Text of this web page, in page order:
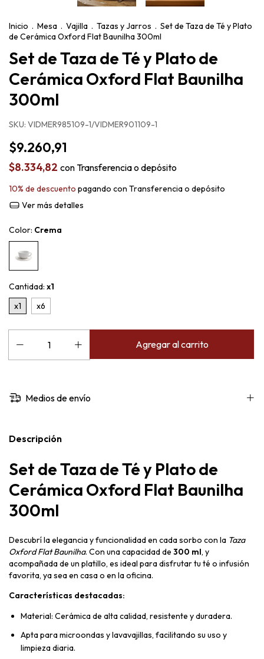
Inicio . Mesa . Vajilla . Tazas y Jarros . Set de Taza de Té y Plato
de Cerámica Oxford Flat Baunilha 300ml
Set de Taza de Té y Plato de
Cerámica Oxford Flat Baunilha
300ml
SKU: VIDMER985109-1/VIDMER901109-1
$9.260,91
$8.334,82 conTransferencia o depósito
10% de descuento pagando con Transferencia o depósito
Ver más detalles
Color: Crema
Cantidad: x1
x1
x6
Medios de envío
Descripción
Set de Taza de Té y Plato de
Cerámica Oxford Flat Baunilha
300ml
Descubrí la elegancia y funcionalidad en cada sorbo con la Taza
Oxford Flat Baunilha. Con una capacidad de 300 ml, y
acompañada de un platillo, es ideal para disfrutar tu té o infusión
favorita, ya sea en casa o en la oficina.
Características destacadas:
Material: Cerámica de alta calidad, resistente y duradera.
Apta para microondas y lavavajillas, facilitando su uso y
limpieza diaria.